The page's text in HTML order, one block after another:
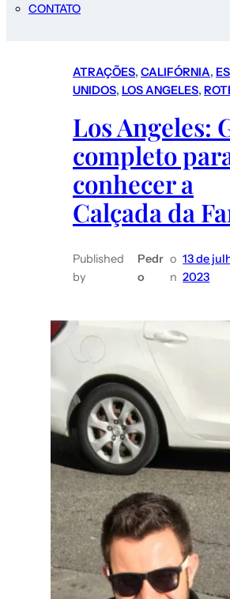
CONTATO
ATRAÇÕES, CALIFÓRNIA,
UNIDOS, LOS ANGELES,
Los Angeles:
completo
conhecer a
Calçada da
Published
by
Pedr
o
o
n
13 de
2023